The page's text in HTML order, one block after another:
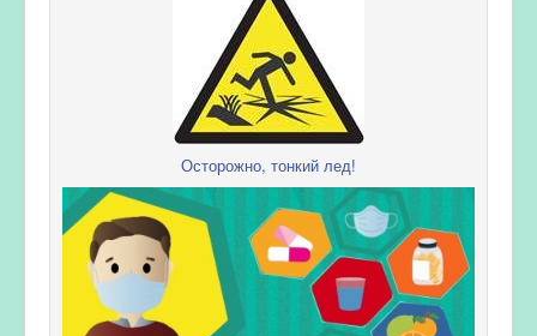
Осторожно, тонкий лед!